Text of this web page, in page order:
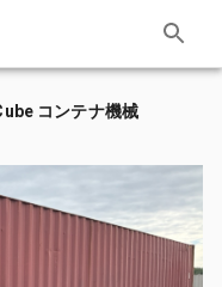
コンテナ機械